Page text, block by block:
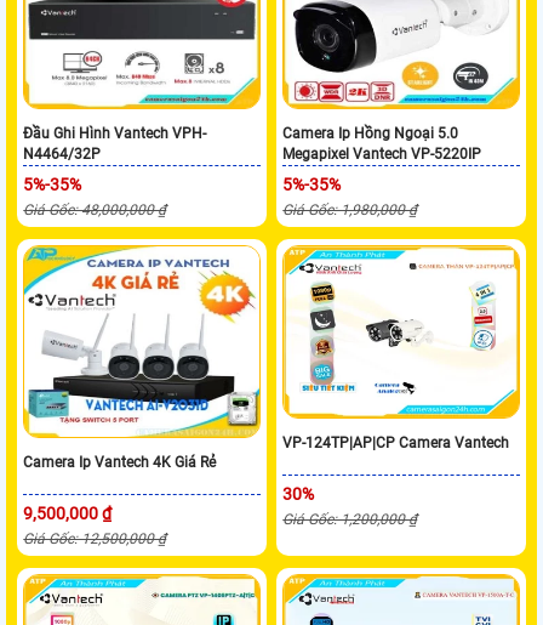
Đầu Ghi Hình Vantech VPH-
N4464/32P
5%-35%
Giá Gốc: 48,000,000 ₫
Camera Ip Hồng Ngoại 5.0
Megapixel Vantech VP-5220IP
5%-35%
Giá Gốc: 1,980,000 ₫
Camera Ip Vantech 4K Giá Rẻ
9,500,000 ₫
Giá Gốc: 12,500,000 ₫
VP-124TP|AP|CP Camera Vantech
30%
Giá Gốc: 1,200,000 ₫